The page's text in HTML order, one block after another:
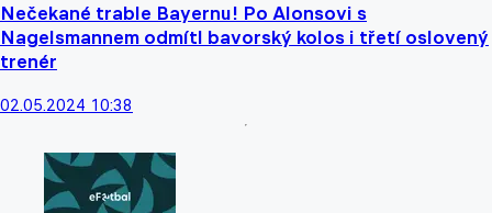
Nečekané trable Bayernu! Po Alonsovi s
Nagelsmannem odmítl bavorský kolos i třetí oslovený
trenér
02.05.2024 10:38